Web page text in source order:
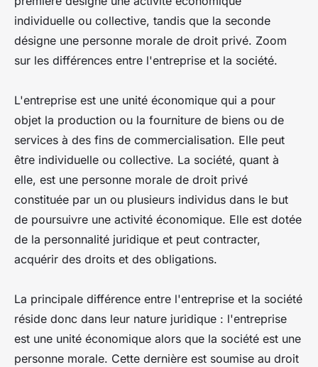
individuelle ou collective, tandis que la seconde
désigne une personne morale de droit privé. Zoom
sur les différences entre l'entreprise et la société.
L'entreprise est une unité économique qui a pour
objet la production ou la fourniture de biens ou de
services à des fins de commercialisation. Elle peut
être individuelle ou collective. La société, quant à
elle, est une personne morale de droit privé
constituée par un ou plusieurs individus dans le but
de poursuivre une activité économique. Elle est dotée
de la personnalité juridique et peut contracter,
acquérir des droits et des obligations.
La principale différence entre l'entreprise et la société
réside donc dans leur nature juridique : l'entreprise
est une unité économique alors que la société est une
personne morale. Cette dernière est soumise au droit